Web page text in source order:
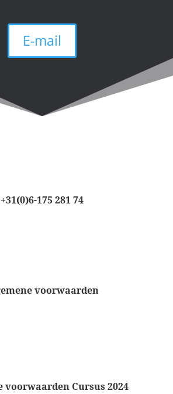
E-mail
+31(0)6-175 281 74
voorwaarden
voorwaarden Cursus 2024